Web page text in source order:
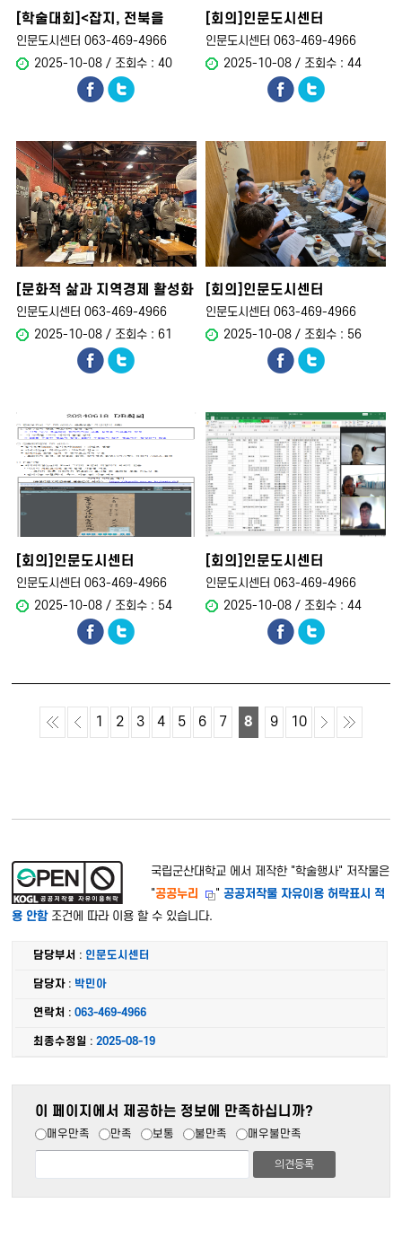
[학술대회]<잡지, 전북을
말하..
인문도시센터 063-469-4966
2025-10-08 / 조회수 : 40
[회의]인문도시센터
운영위원회
인문도시센터 063-469-4966
2025-10-08 / 조회수 : 44
[문화적 삶과 지역경제 활성화
프로그..
인문도시센터 063-469-4966
2025-10-08 / 조회수 : 61
[회의]인문도시센터
운영위원회
인문도시센터 063-469-4966
2025-10-08 / 조회수 : 56
[회의]인문도시센터
DB구축회의
인문도시센터 063-469-4966
2025-10-08 / 조회수 : 54
[회의]인문도시센터
DB자문회의
인문도시센터 063-469-4966
2025-10-08 / 조회수 : 44
1 2 3 4 5 6 7 8 9 10
국립군산대학교 에서 제작한 "학술행사" 저작물은
"공공누리 "공공저작물 자유이용 허락표시 적
용 안함조건에 따라 이용 할 수 있습니다.
담당부서 : 인문도시센터
담당자 : 박민아
연락처 :063-469-4966
최종수정일 :2025-08-19
이 페이지에서 제공하는 정보에 만족하십니까?
매우만족 만족 보통 불만족 매우불만족